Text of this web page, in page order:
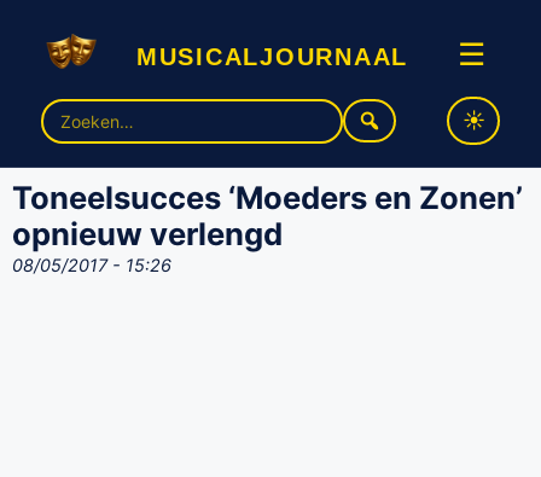
musicaljournaal ☰
Zoek
naar:
Toneelsucces ‘Moeders en Zonen’
opnieuw verlengd
08/05/2017 - 15:26